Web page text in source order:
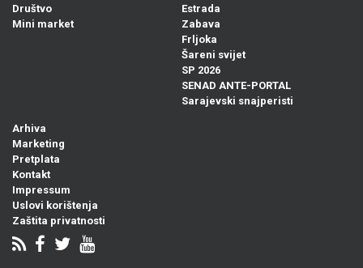
Društvo
Mini market
Estrada
Zabava
Frljoka
Šareni svijet
SP 2026
SENAD ANTE-PORTAL
Sarajevski snajperisti
Arhiva
Marketing
Pretplata
Kontakt
Impressum
Uslovi korištenja
Zaštita privatnosti